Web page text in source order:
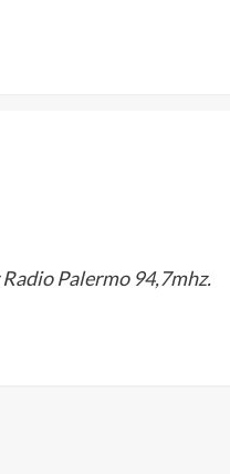
Palermo 94,7mhz.